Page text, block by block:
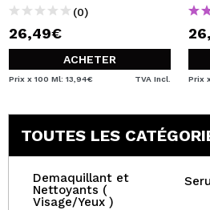
(0)
26,49€
ACHETER
Prix x 100 Ml: 13,94€ TVA Incl. Prix
TOUTES LES
Demaquillant et
Nettoyants (
Visage/Yeux )